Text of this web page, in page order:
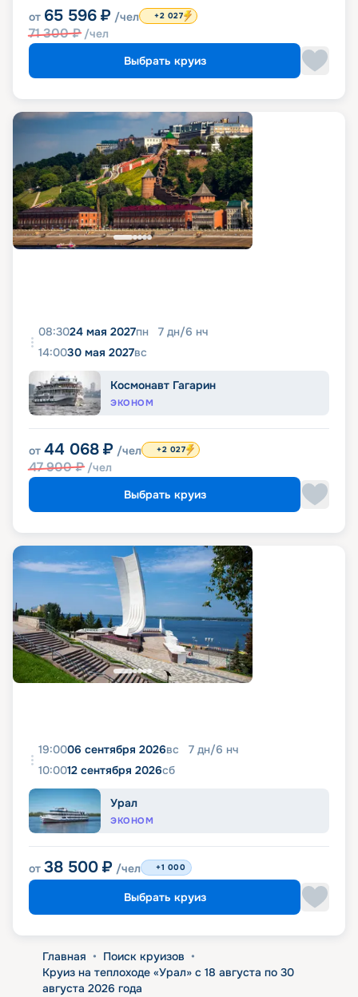
от 65 596 ₽ /чел
71 300₽ /чел
+2 027
Выбрать круиз
08:3024 мая 2027пн 7 дн/6 нч
14:0030 мая 2027вс
Космонавт Гагарин
ЭКОНОМ
от 44 068 ₽ /чел
47 900₽ /чел
+2 027
Выбрать круиз
19:0006 сентября 2026вс 7 дн/6 нч
10:0012 сентября 2026сб
Урал
ЭКОНОМ
от 38 500 ₽ /чел +1 000
Выбрать круиз
Главная • Поиск круизов •
Круиз на теплоходе «Урал» с 18 августа по 30
августа 2026 года